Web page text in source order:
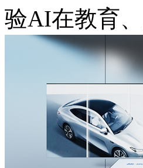
验AI在教育